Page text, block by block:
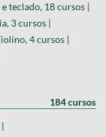
teclado, 18 cursos |
3 cursos |
4 cursos |
184 cursos